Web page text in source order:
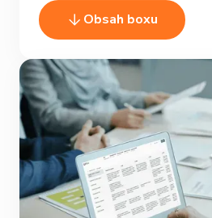
Obsah boxu